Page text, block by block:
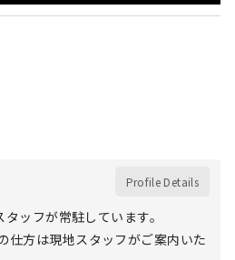
Profile Details
ッフが常駐しています。
仕方は現地スタッフがご案内いた